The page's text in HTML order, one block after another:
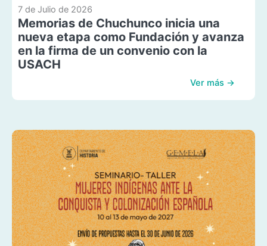
7 de Julio de 2026
Memorias de Chuchunco inicia una
nueva etapa como Fundación y avanza
en la firma de un convenio con la
USACH
Ver más →